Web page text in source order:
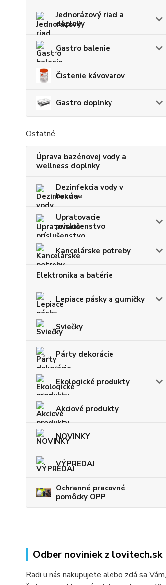
Jednorázový riad a
doplnky
Gastro balenie
Čistenie kávovarov
Gastro doplnky
Ostatné
Úprava bazénovej vody a
wellness doplnky
Dezinfekcia vody v
bazéne
Upratovacie
príslušenstvo
Kancelárske potreby
Elektronika a batérie
Lepiace pásky a gumičky
Sviečky
Párty dekorácie
Ekologické produkty
Akciové produkty
NOVINKY
VÝPREDAJ
Ochranné pracovné
pomôcky OPP
Odber noviniek z lovitech.sk
Radi u nás nakupujete alebo zdá sa Vám,